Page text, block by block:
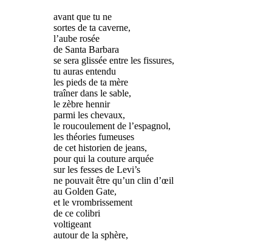
avant que tu ne
sortes de ta caverne,
l’aube rosée
de Santa Barbara
se sera glissée entre les fissures,
tu auras entendu
les pieds de ta mère
traîner dans le sable,
le zèbre hennir
parmi les chevaux,
le roucoulement de l’espagnol,
les théories fumeuses
de cet historien de jeans,
pour qui la couture arquée
sur les fesses de Levi’s
ne pouvait être qu’un clin d’œil
au Golden Gate,
et le vrombrissement
de ce colibri
voltigeant
autour de la sphère,